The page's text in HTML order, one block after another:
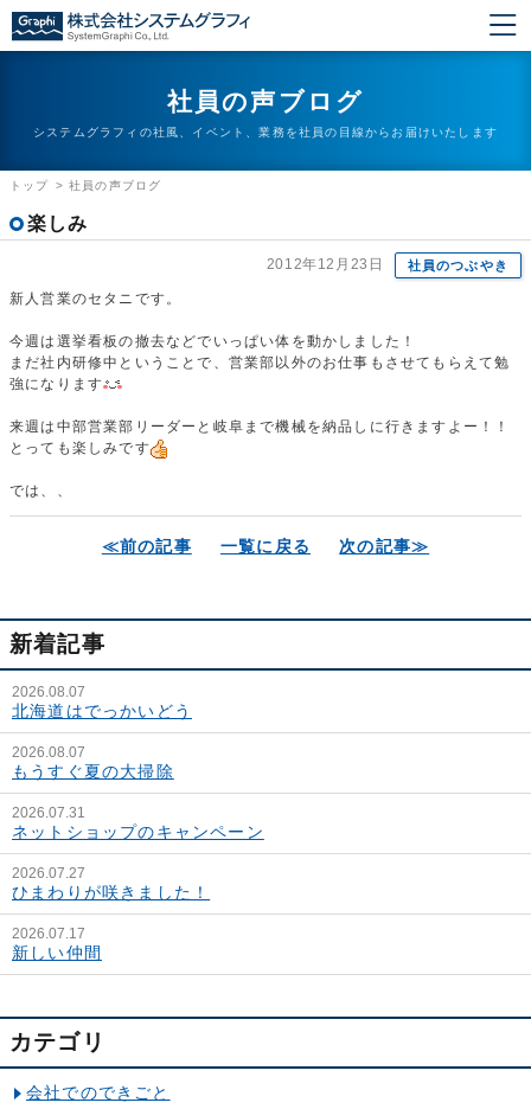
社員の声ブログ
システムグラフィの社風、イベント、業務を社員の目線からお届けいたします
トップ >社員の声ブログ
楽しみ
2012年12月23日 社員のつぶやき
新人営業のセタニです。
今週は選挙看板の撤去などでいっぱい体を動かしました！
まだ社内研修中ということで、営業部以外のお仕事もさせてもらえて勉
強になります
来週は中部営業部リーダーと岐阜まで機械を納品しに行きますよー！！
とっても楽しみです
では、、
≪前の記事 一覧に戻る 次の記事≫
新着記事
2026.08.07
北海道はでっかいどう
2026.08.07
もうすぐ夏の大掃除
2026.07.31
ネットショップのキャンペーン
2026.07.27
ひまわりが咲きました！
2026.07.17
新しい仲間
カテゴリ
会社でのできごと